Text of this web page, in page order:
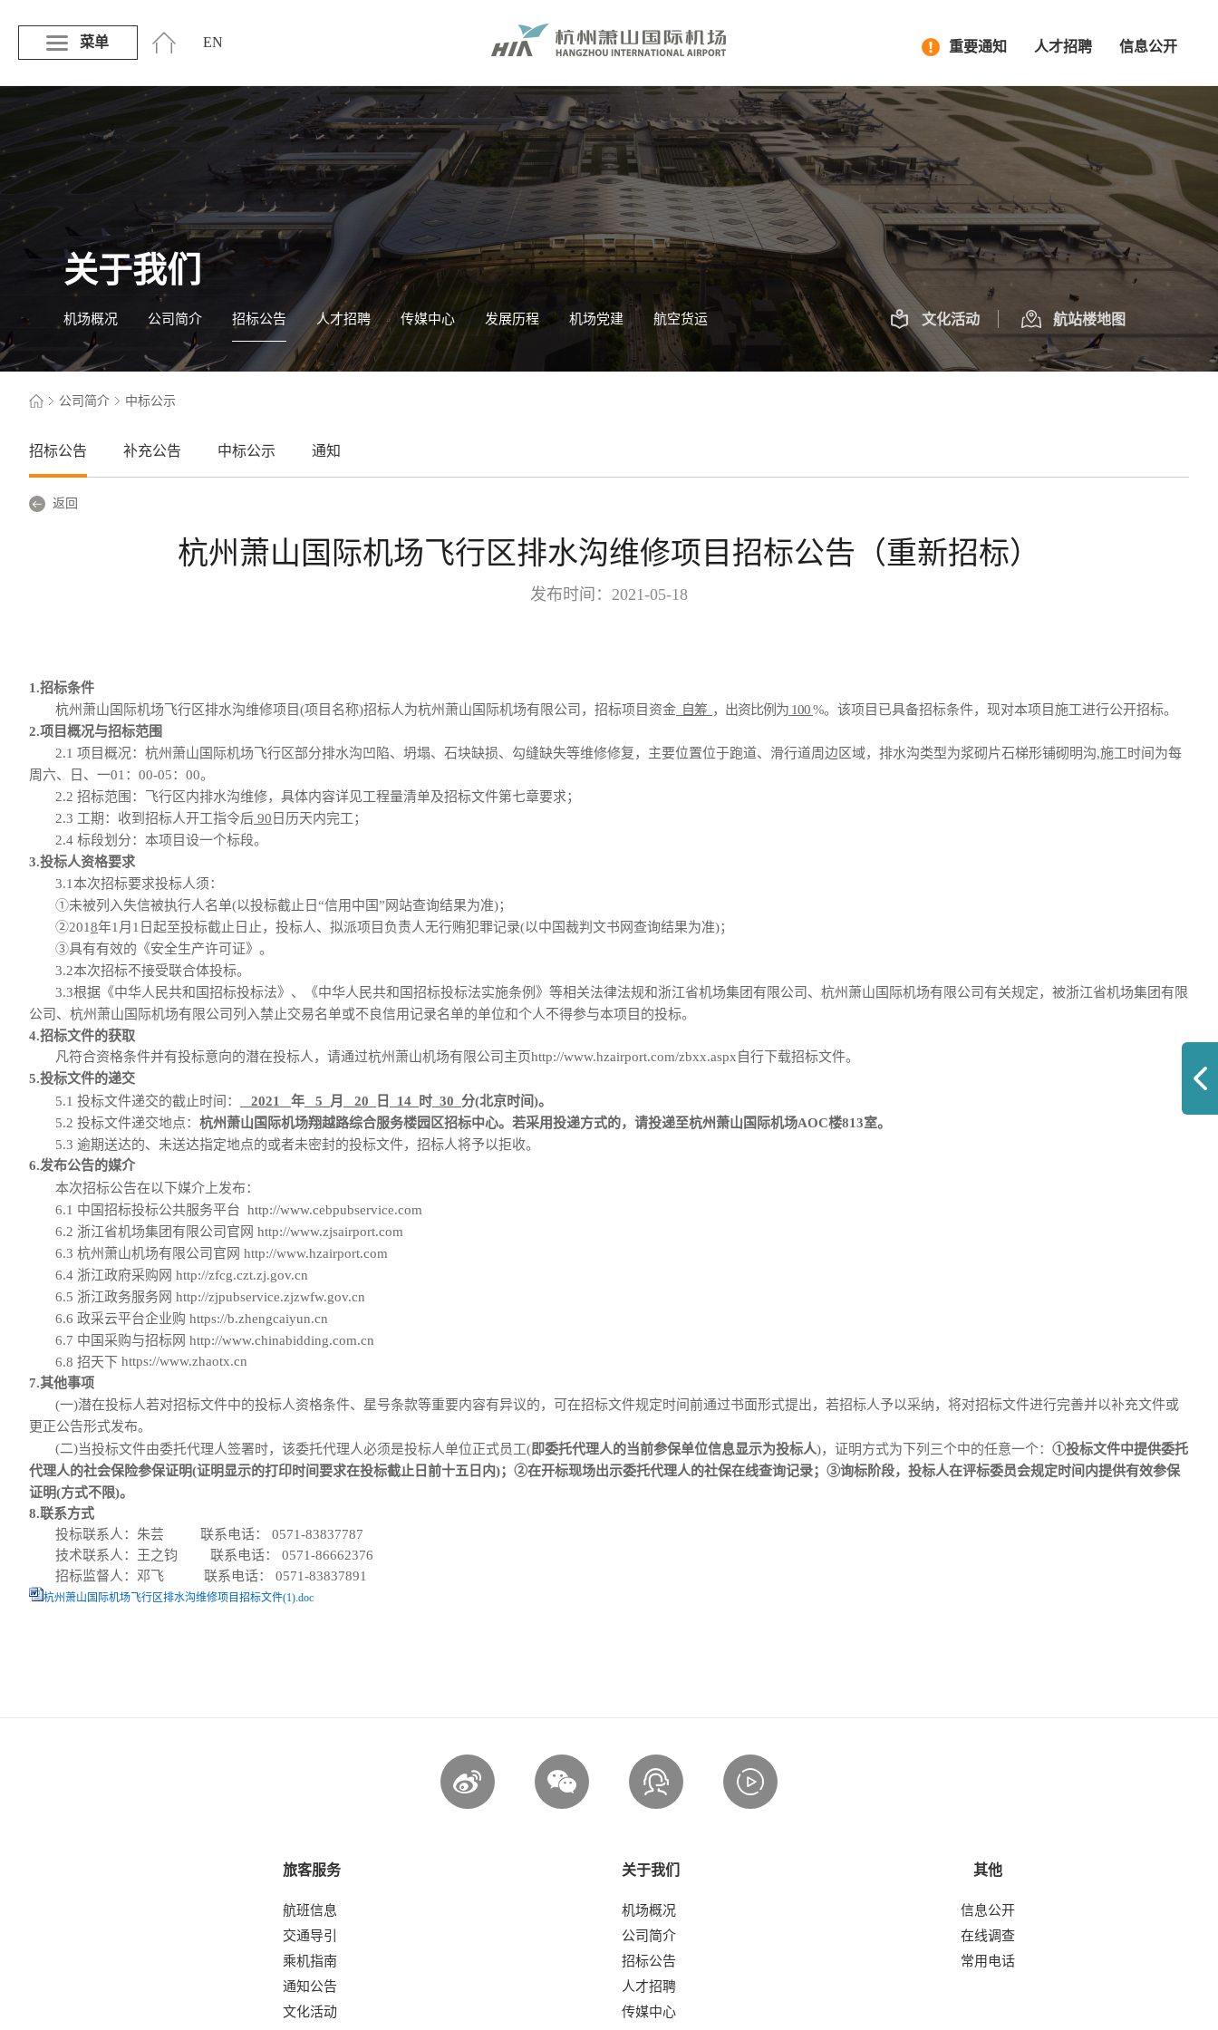
菜单 EN 信息公开
人才招聘
重要通知
关于我们
机场概况 公司简介 招标公告 人才招聘 传媒中心 发展历程 机场党建 航空货运 文化活动 航站楼地图
公司简介 中标公示
招标公告 补充公告 中标公示 通知
返回
杭州萧山国际机场飞行区排水沟维修项目招标公告（重新招标）
发布时间：2021-05-18
1.招标条件
杭州萧山国际机场飞行区排水沟维修项目(项目名称)招标人为杭州萧山国际机场有限公司 ，招标项目资金 自筹 ，出资比例为 100%。该项目已具备招标条件，现对本项目施工进行公开招标。
2.项目概况与招标范围
2.1 项目概况： 杭州萧山国际机场飞行区部分排水沟凹陷、坍塌、石块缺损、勾缝缺失等维修修复，主要位置位于跑道、滑行道周边区域，排水沟类型为浆砌片石梯形铺砌明沟,施工时间为每
周六、日、一01：00-05：00。
2.2 招标范围： 飞行区内排水沟维修，具体内容详见工程量清单及招标文件第七章要求；
2.3 工期 ： 收到招标人开工指令后 90 日历天内完工；
2.4 标段划分：本项目设一个标段。
3.投标人资格要求
3.1本次招标要求投标人须：
①未被列入失信被执行人名单(以投标截止日“信用中国”网站查询结果为准)；
②2018年1月1日起至投标截止日止， 投标人、拟派项目负责人无行贿犯罪记录(以中国裁判文书网查询结果为准)；
③具有有效的《安全生产许可证》。
3.2本次招标不接受联合体投标。
3.3根据《中华人民共和国招标投标法》、《中华人民共和国招标投标法实施条例》等相关法律法规和浙江省机场集团有限公司、杭州萧山国际机场有限公司有关规定，被浙江省机场集团有限
公司、杭州萧山国际机场有限公司列入禁止交易名单或不良信用记录名单的单位和个人不得参与本项目的投标。
4.招标文件的获取
凡符合资格条件并有投标意向的潜在投标人，请通过杭州萧山机场有限公司主页http://www.hzairport.com/zbxx.aspx 自行下载招标文件。
5.投标文件的递交
5.1 投标文件递交的截止时间：
2021 年 5 月 20 日 14 时 30 分(北京时间)。
5.2 投标文件递交地点： 杭州萧山国际机场翔越路综合服务楼园区招标中心。 若采用投递方式的，请投递至杭州萧山国际机场AOC楼813室。
5.3 逾期送达的、未送达指定地点的或者未密封的投标文件，招标人将予以拒收。
6.发布公告的媒介
本次招标公告在以下媒介上发布：
6.1 中国招标投标公共服务平台 http://www.cebpubservice.com
6.2 浙江省机场集团有限公司官网 http://www.zjsairport.com
6.3 杭州萧山机场有限公司官网 http://www.hzairport.com
6.4 浙江政府采购网 http://zfcg.czt.zj.gov.cn
6.5 浙江政务服务网 http://zjpubservice.zjzwfw.gov.cn
6.6 政采云平台企业购 https://b.zhengcaiyun.cn
6.7 中国采购与招标网 http://www.chinabidding.com.cn
6.8 招天下 https://www.zhaotx.cn
7.其他事项
(一)潜在投标人若对招标文件中的投标人资格条件、星号条款等重要内容有异议的，可在招标文件规定时间前通过书面形式提出，若招标人予以采纳，将对招标文件进行完善并以补充文件或
更正公告形式发布。
(二)当投标文件由委托代理人签署时，该委托代理人必须是投标人单位正式员工(即委托代理人的当前参保单位信息显示为投标人)，证明方式为下列三个中的任意一个： ①投标文件中提供委托
代理人的社会保险参保证明(证明显示的打印时间要求在投标截止日前十五日内)；②在开标现场出示委托代理人的社保在线查询记录；③询标阶段，投标人在评标委员会规定时间内提供有效参保
证明(方式不限)。
8.联系方式
投标联系人：朱芸
联系电话：
0571-83837787
技术联系人：王之钧
联系电话：
0571-86662376
招标监督人：邓飞
联系电话： 0571-83837891
杭州萧山国际机场飞行区排水沟维修项目招标文件(1).doc
旅客服务
航班信息
交通导引
乘机指南
通知公告
文化活动
关于我们
机场概况
公司简介
招标公告
人才招聘
传媒中心
其他
信息公开
在线调查
常用电话